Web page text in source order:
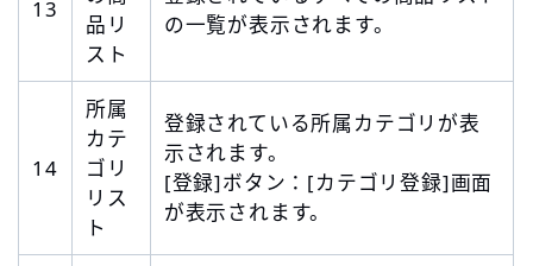
13
品リ
スト
の一覧が表示されます。
14
所属
カテ
ゴリ
リス
ト
登録されている所属カテゴリが表
示されます。
[登録]ボタン：[カテゴリ登録]画面
が表示されます。